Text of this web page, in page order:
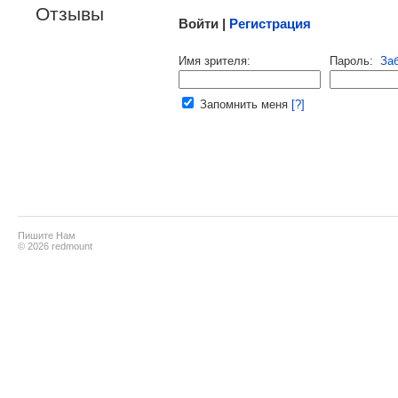
Отзывы Войти | Регистрация
Имя зрителя: Пароль:
Запомнить меня [?]
Пишите Нам
© 2026 redmount